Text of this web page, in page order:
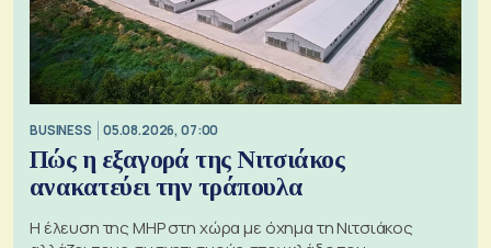
BUSINESS 05.08.2026, 07:00
Πώς η εξαγορά της Νιτσιάκος
ανακατεύει την τράπουλα
H έλευση της MHP στη χώρα με όχημα τη Νιτσιάκος